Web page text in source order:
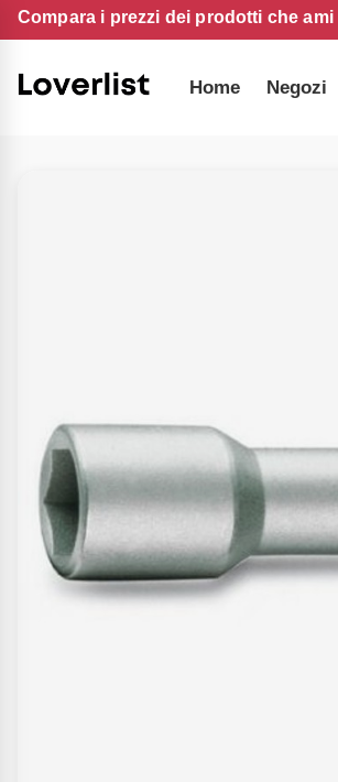
Compara i prezzi dei prodotti che ami
Home Negozi